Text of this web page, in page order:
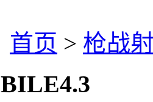
首页 > 枪战